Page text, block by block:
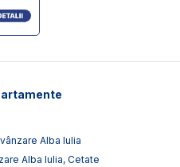
Alba Iulia
Alba Iulia, Cetate